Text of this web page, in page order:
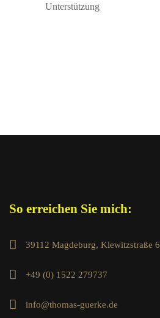
Unterstützung
So erreichen Sie mich:
39112 Magdeburg, Klewitzstraße 6
+49 (0) 1522 279737
info@thomas-guerke.de